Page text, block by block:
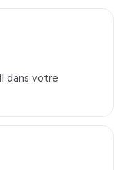
dans votre